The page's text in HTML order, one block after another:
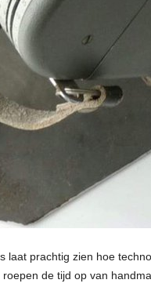
laat prachtig zien hoe
de tijd op van